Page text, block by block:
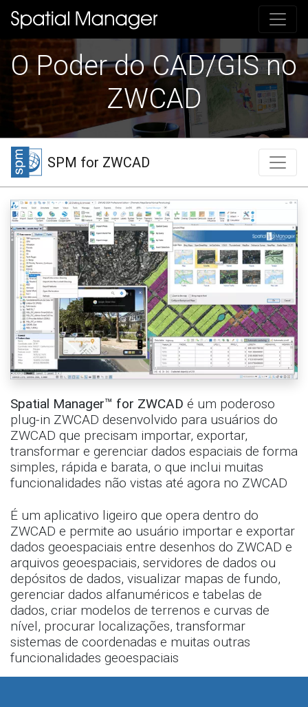
O Poder do CAD/GIS no
ZWCAD
SPM for ZWCAD
Spatial Manager™ for ZWCAD é um poderoso
plug-in ZWCAD desenvolvido para usuários do
ZWCAD que precisam importar, exportar,
transformar e gerenciar dados espaciais de forma
simples, rápida e barata, o que inclui muitas
funcionalidades não vistas até agora no ZWCAD
É um aplicativo ligeiro que opera dentro do
ZWCAD e permite ao usuário importar e exportar
dados geoespaciais entre desenhos do ZWCAD e
arquivos geoespaciais, servidores de dados ou
depósitos de dados, visualizar mapas de fundo,
gerenciar dados alfanuméricos e tabelas de
dados, criar modelos de terrenos e curvas de
nível, procurar localizações, transformar
sistemas de coordenadas e muitas outras
funcionalidades geoespaciais